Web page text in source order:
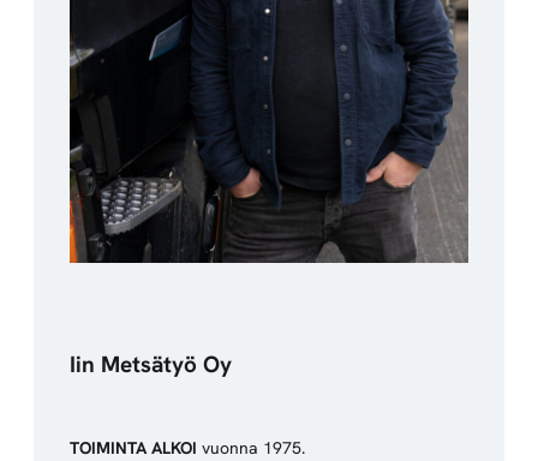
Iin Metsätyö Oy
TOIMINTA ALKOI vuonna 1975.